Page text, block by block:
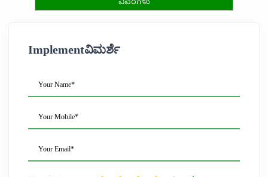
Implementವಿಮರ್ಶೆ
Your Name*
Your Mobile*
Your Email*